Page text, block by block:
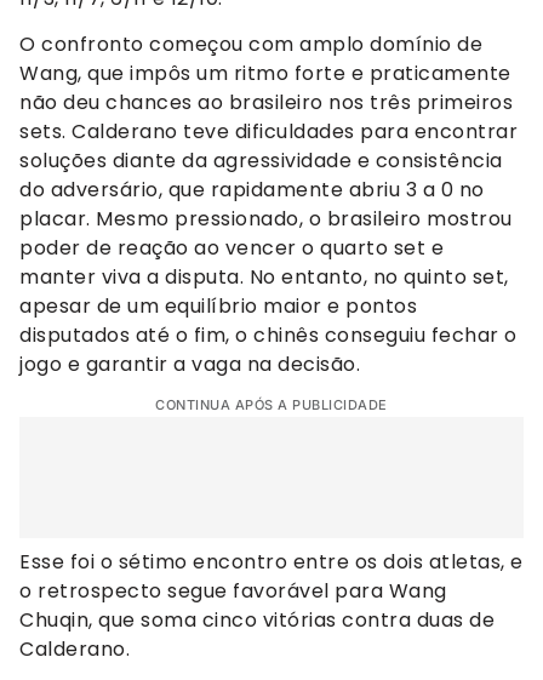
O confronto começou com amplo domínio de
Wang, que impôs um ritmo forte e praticamente
não deu chances ao brasileiro nos três primeiros
sets. Calderano teve dificuldades para encontrar
soluções diante da agressividade e consistência
do adversário, que rapidamente abriu 3 a 0 no
placar. Mesmo pressionado, o brasileiro mostrou
poder de reação ao vencer o quarto set e
manter viva a disputa. No entanto, no quinto set,
apesar de um equilíbrio maior e pontos
disputados até o fim, o chinês conseguiu fechar o
jogo e garantir a vaga na decisão.
CONTINUA APÓS A PUBLICIDADE
Esse foi o sétimo encontro entre os dois atletas, e
o retrospecto segue favorável para Wang
Chuqin, que soma cinco vitórias contra duas de
Calderano.